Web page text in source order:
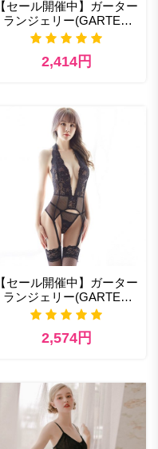
【セール開催中】ガーター
ランジェリー(GARTER
LINGERIE) 458bk セクシ
2,414円
【セール開催中】ガーター
ランジェリー(GARTER
LINGERIE) 460bk ベビー
2,574円